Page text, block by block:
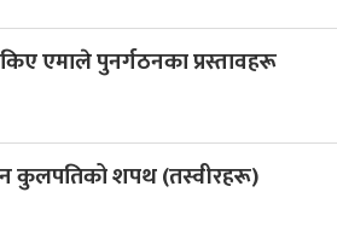
एमाले पुनर्गठनका प्रस्तावहरू
कुलपतिको शपथ (तस्वीरहरू)